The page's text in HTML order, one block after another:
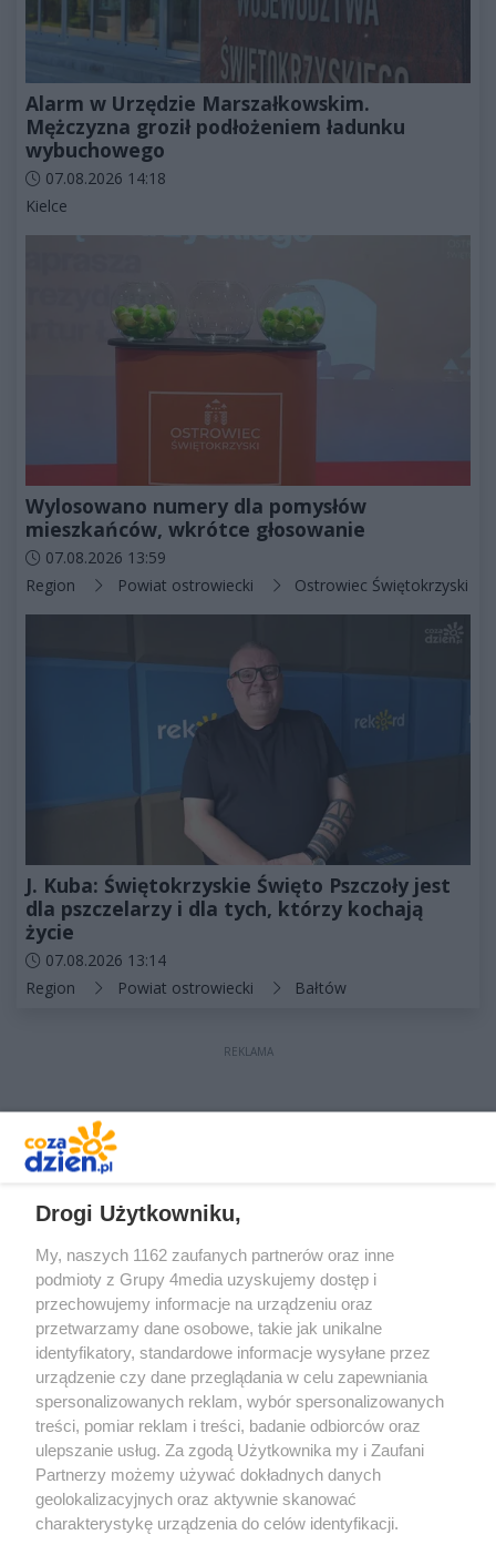
Alarm w Urzędzie Marszałkowskim.
Mężczyzna groził podłożeniem ładunku
wybuchowego
Data dodania artykułu:
07.08.2026 14:18
Kategorie artykułu:
Kielce
Wylosowano numery dla pomysłów
mieszkańców, wkrótce głosowanie
Data dodania artykułu:
07.08.2026 13:59
Kategorie artykułu:
Region Powiat ostrowiecki Ostrowiec Świętokrzyski
J. Kuba: Świętokrzyskie Święto Pszczoły jest
dla pszczelarzy i dla tych, którzy kochają
życie
Data dodania artykułu:
07.08.2026 13:14
Kategorie artykułu:
Region Powiat ostrowiecki Bałtów
REKLAMA
Prywatność Reklama Redakcja Praca Kielce
Drogi Użytkowniku,
My, naszych 1162 zaufanych partnerów oraz inne
podmioty z Grupy 4media uzyskujemy dostęp i
przechowujemy informacje na urządzeniu oraz
przetwarzamy dane osobowe, takie jak unikalne
identyfikatory, standardowe informacje wysyłane przez
urządzenie czy dane przeglądania w celu zapewniania
spersonalizowanych reklam, wybór spersonalizowanych
treści, pomiar reklam i treści, badanie odbiorców oraz
ulepszanie usług. Za zgodą Użytkownika my i Zaufani
Partnerzy możemy używać dokładnych danych
geolokalizacyjnych oraz aktywnie skanować
charakterystykę urządzenia do celów identyfikacji.